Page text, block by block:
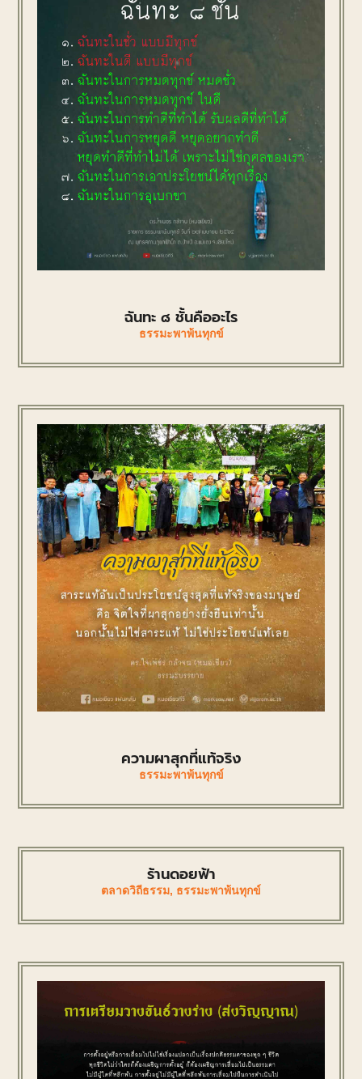
ฉันทะ ๘ ชั้นคืออะไร
ธรรมะพาพ้นทุกข์
ความผาสุกที่แท้จริง
ธรรมะพาพ้นทุกข์
ร้านดอยฟ้า
ตลาดวิถีธรรม, ธรรมะพาพ้นทุกข์